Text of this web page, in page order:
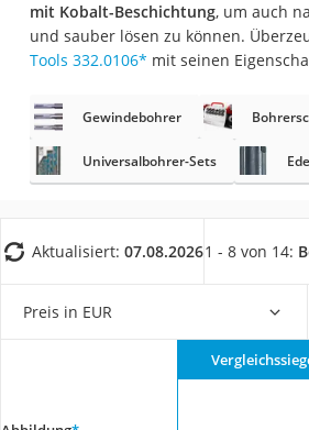
mit Kobalt-Beschichtung, um auch
und sauber lösen zu können.
Tools 332.0106* mit seinen
Gewindebohrer
Universalbohrer-Sets
Aktualisiert: 07.08.20261 - 8 von 14:
Preis in EUR